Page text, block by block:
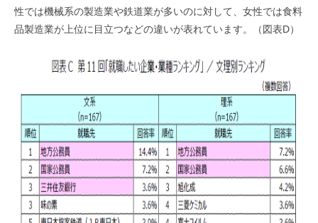
性では機械系の製造業や鉄道業が多いのに対して、女性では食料
品製造業が上位に目立つなどの違いが表れています。（図表D）